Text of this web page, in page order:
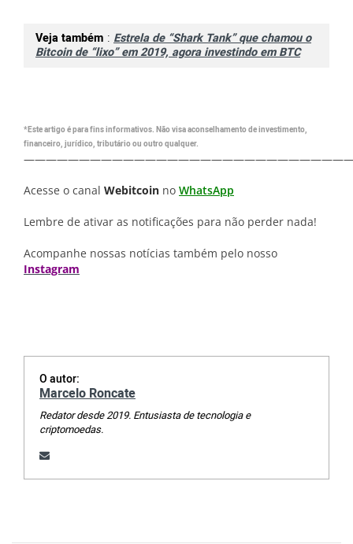
Veja também : Estrela de “Shark Tank” que chamou o
Bitcoin de “lixo” em 2019, agora investindo em BTC
*Este artigo é para fins informativos. Não visa aconselhamento de investimento,
financeiro, jurídico, tributário ou outro qualquer.
Acesse o canal Webitcoin no WhatsApp
Lembre de ativar as notificações para não perder nada!
Acompanhe nossas notícias também pelo nosso
Instagram
O autor:
Marcelo Roncate
Redator desde 2019. Entusiasta de tecnologia e
criptomoedas.